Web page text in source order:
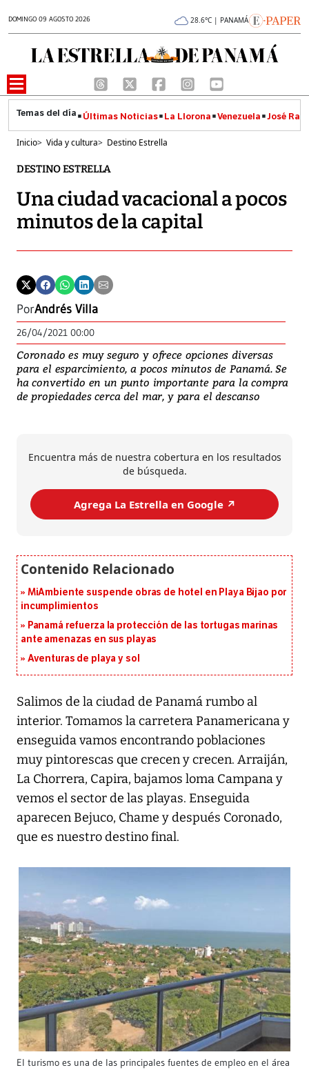
DOMINGO 09 AGOSTO 2026 28.6°C | PANAMÁ
Últimas Noticias La Llorona Venezuela José
Inicio> Vida y cultura> Destino Estrella
DESTINO ESTRELLA
Una ciudad vacacional a pocos
minutos de la capital
PorAndrés Villa
26/04/2021 00:00
Coronado es muy seguro y ofrece opciones diversas
para el esparcimiento, a pocos minutos de Panamá. Se
ha convertido en un punto importante para la compra
de propiedades cerca del mar, y para el descanso
Encuentra más de nuestra cobertura en los resultados
de búsqueda.
Agrega La Estrella en Google ↗️
MiAmbiente suspende obras de hotel en Playa Bijao por
incumplimientos
Panamá refuerza la protección de las tortugas marinas
ante amenazas en sus playas
Aventuras de playa y sol
Salimos de la ciudad de Panamá rumbo al
interior. Tomamos la carretera Panamericana y
enseguida vamos encontrando poblaciones
muy pintorescas que crecen y crecen. Arraiján,
La Chorrera, Capira, bajamos loma Campana y
vemos el sector de las playas. Enseguida
aparecen Bejuco, Chame y después Coronado,
que es nuestro destino final.
El turismo es una de las principales fuentes de empleo en el área